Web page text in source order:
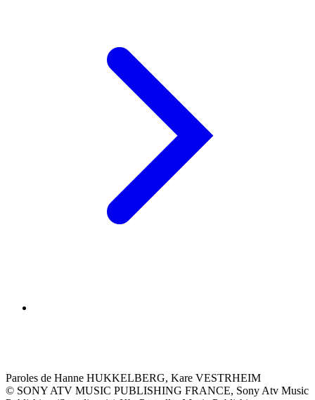
Paroles de Hanne HUKKELBERG, Kare VESTRHEIM
© SONY ATV MUSIC PUBLISHING FRANCE, Sony Atv Music